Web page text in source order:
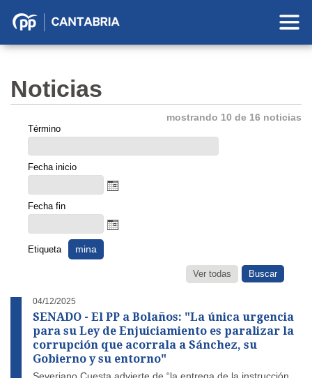
Partido
Cantabria
Noticias
mostrando 10 de 16 noticias
Término
Fecha inicio
Fecha fin
Etiqueta mina
Ver todas
04/12/2025
SENADO - El PP a Bolaños: "La única urgencia
para su Ley de Enjuiciamiento es paralizar la
corrupción que acorrala a Sánchez, su
Gobierno y su entorno"